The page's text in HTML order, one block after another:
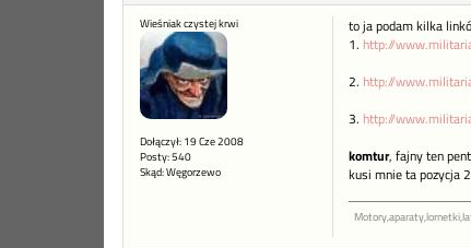
Wieśniak czystej krwi
Dołączył: 19 Cze 2008
Posty: 540
Skąd: Węgorzewo
to ja podam kilka
1. http://
2. http://
3. http://
komtur, fajny ten
kusi mnie ta pozycja